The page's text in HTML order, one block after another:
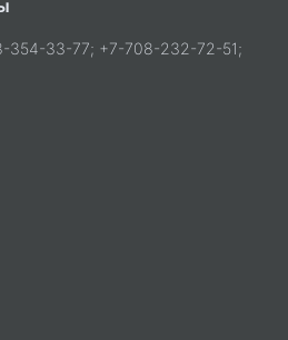
354-33-77; +7-708-232-72-51;